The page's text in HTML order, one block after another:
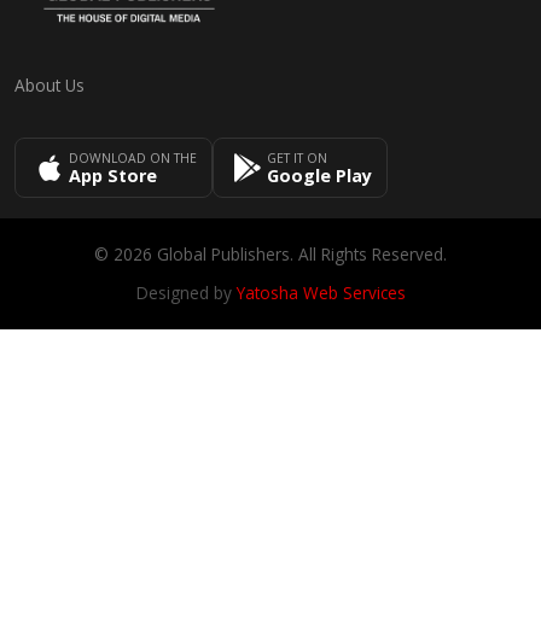
About Us
DOWNLOAD ON THE
App Store
GET IT ON
Google Play
© 2026 Global Publishers. All Rights Reserved.
Designed byYatosha Web Services